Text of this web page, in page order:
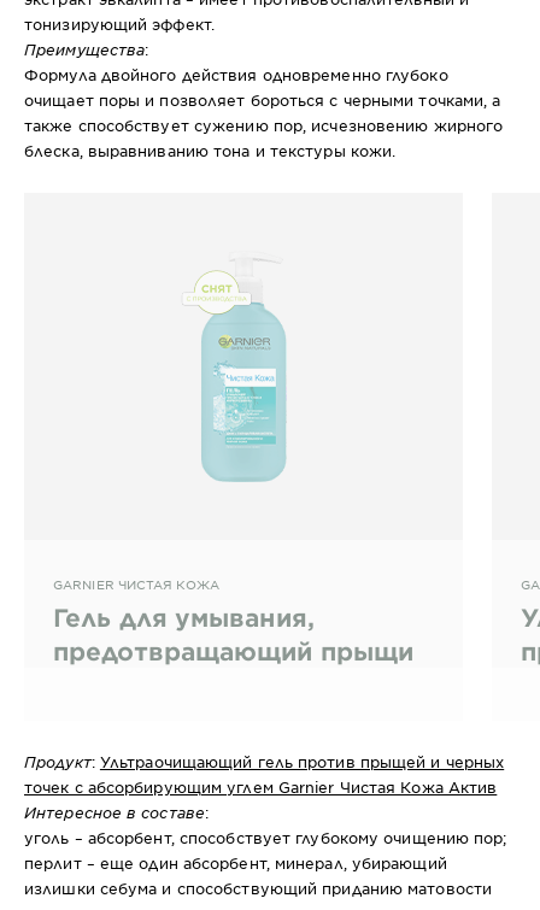
тонизирующий эффект.
Преимущества:
Формула двойного действия одновременно глубоко
очищает поры и позволяет бороться с черными точками, а
также способствует сужению пор, исчезновению жирного
блеска, выравниванию тона и текстуры кожи.
GARNIER ЧИСТАЯ КОЖА
Гель для умывания,
предотвращающий прыщи
Продукт: Ультраочищающий гель против прыщей и черных
точек с абсорбирующим углем Garnier Чистая Кожа Актив
Интересное в составе:
уголь – абсорбент, способствует глубокому очищению пор;
перлит– еще один абсорбент, минерал, убирающий
излишки себума и способствующий приданию матовости